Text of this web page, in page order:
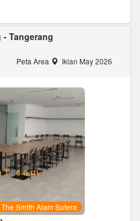
- Tangerang
Peta Area Iklan May 2026
The Smith Alam Sutera